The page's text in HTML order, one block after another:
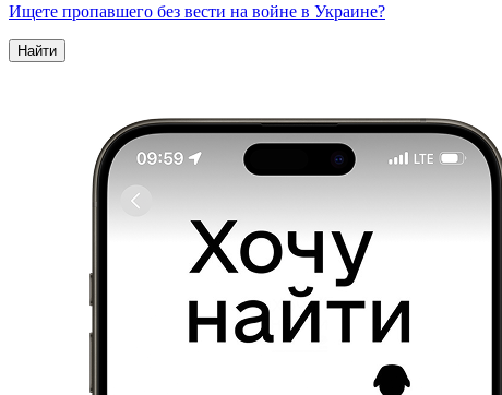
Ищете пропавшего без вести на войне в Украине?
Найти